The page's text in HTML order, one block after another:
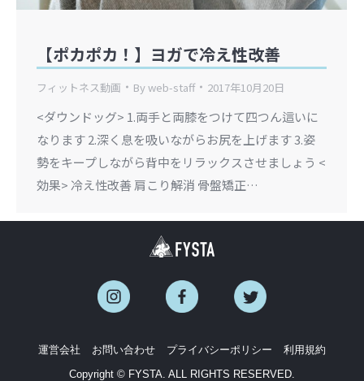
【ポカポカ！】ヨガで冷え性改善
フィットネス動画 Byweb-staff 2017年10月20日
<ダウンドッグ> 1.両手と両膝をつけて四つん這いに
なります 2.深く息を吸いながらお尻を上げます 3.姿
勢をキープしながら背中をリラックスさせましょう <
効果> 冷え性改善 肩こり解消 骨盤矯正…
運営会社 お問い合わせ プライバシーポリシー
利用規約
Copyright © FYSTA. ALL RIGHTS RESERVED.